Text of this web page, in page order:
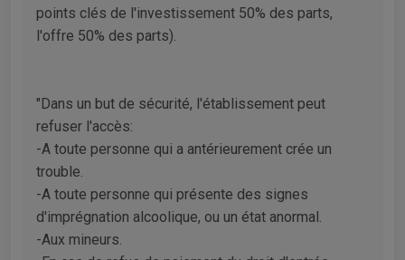
points clés de l'investissement 50% des parts,
l'offre 50% des parts).
"Dans un but de sécurité, l'établissement peut
refuser l'accès:
-A toute personne qui a antérieurement crée un
trouble.
-A toute personne qui présente des signes
d'imprégnation alcoolique, ou un état anormal.
-Aux mineurs.